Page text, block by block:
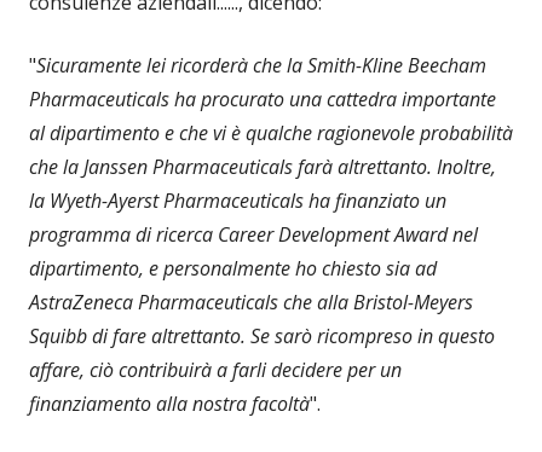
"Sicuramente lei ricorderà che la Smith-Kline Beecham
Pharmaceuticals ha procurato una cattedra importante
al dipartimento e che vi è qualche ragionevole probabilità
che la Janssen Pharmaceuticals farà altrettanto. Inoltre,
la Wyeth-Ayerst Pharmaceuticals ha finanziato un
programma di ricerca Career Development Award nel
dipartimento, e personalmente ho chiesto sia ad
AstraZeneca Pharmaceuticals che alla Bristol-Meyers
Squibb di fare altrettanto. Se sarò ricompreso in questo
affare, ciò contribuirà a farli decidere per un
finanziamento alla nostra facoltà".